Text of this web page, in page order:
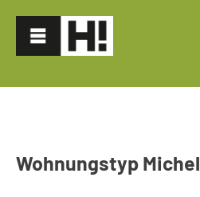
Wohnungstyp Michel